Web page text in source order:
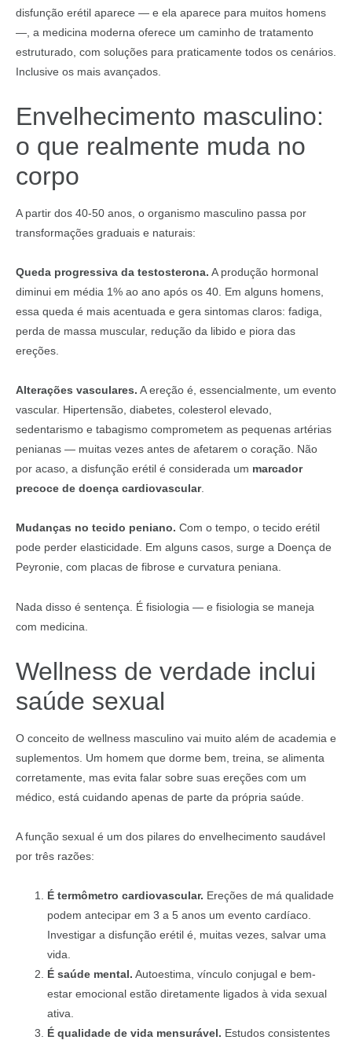
disfunção erétil aparece — e ela aparece para muitos homens
—, a medicina moderna oferece um caminho de tratamento
estruturado, com soluções para praticamente todos os cenários.
Inclusive os mais avançados.
Envelhecimento masculino:
o que realmente muda no
corpo
A partir dos 40-50 anos, o organismo masculino passa por
transformações graduais e naturais:
Queda progressiva da testosterona. A produção hormonal
diminui em média 1% ao ano após os 40. Em alguns homens,
essa queda é mais acentuada e gera sintomas claros: fadiga,
perda de massa muscular, redução da libido e piora das
ereções.
Alterações vasculares. A ereção é, essencialmente, um evento
vascular. Hipertensão, diabetes, colesterol elevado,
sedentarismo e tabagismo comprometem as pequenas artérias
penianas — muitas vezes antes de afetarem o coração. Não
por acaso, a disfunção erétil é considerada um marcador
precoce de doença cardiovascular.
Mudanças no tecido peniano. Com o tempo, o tecido erétil
pode perder elasticidade. Em alguns casos, surge a Doença de
Peyronie, com placas de fibrose e curvatura peniana.
Nada disso é sentença. É fisiologia — e fisiologia se maneja
com medicina.
Wellness de verdade inclui
saúde sexual
O conceito de wellness masculino vai muito além de academia e
suplementos. Um homem que dorme bem, treina, se alimenta
corretamente, mas evita falar sobre suas ereções com um
médico, está cuidando apenas de parte da própria saúde.
A função sexual é um dos pilares do envelhecimento saudável
por três razões:
É termômetro cardiovascular. Ereções de má qualidade
podem antecipar em 3 a 5 anos um evento cardíaco.
Investigar a disfunção erétil é, muitas vezes, salvar uma
vida.
É saúde mental. Autoestima, vínculo conjugal e bem-
estar emocional estão diretamente ligados à vida sexual
ativa.
É qualidade de vida mensurável. Estudos consistentes